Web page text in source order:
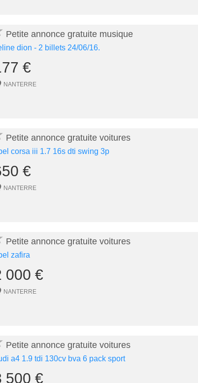
Petite annonce gratuite musique
dion - 2 billets 24/06/16.
€
NANTERRE
Petite annonce gratuite voitures
corsa iii 1.7 16s dti swing 3p
€
NANTERRE
Petite annonce gratuite voitures
zafira
000 €
NANTERRE
Petite annonce gratuite voitures
a4 1.9 tdi 130cv bva 6 pack sport
500 €